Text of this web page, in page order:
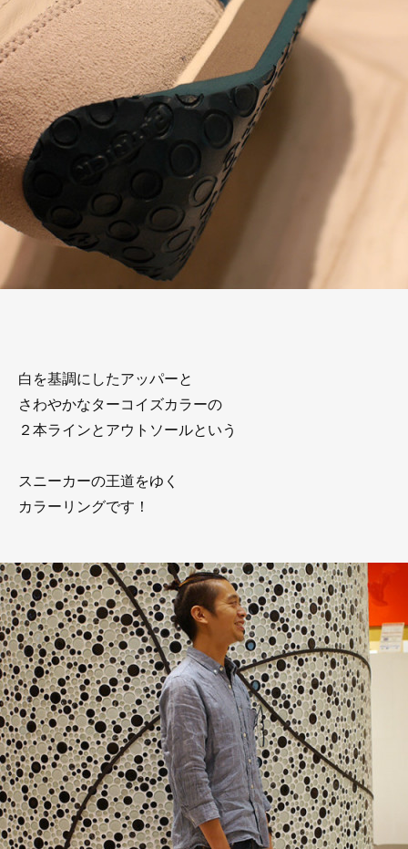
白を基調にしたアッパーと
さわやかなターコイズカラーの
２本ラインとアウトソールという
スニーカーの王道をゆく
カラーリングです！